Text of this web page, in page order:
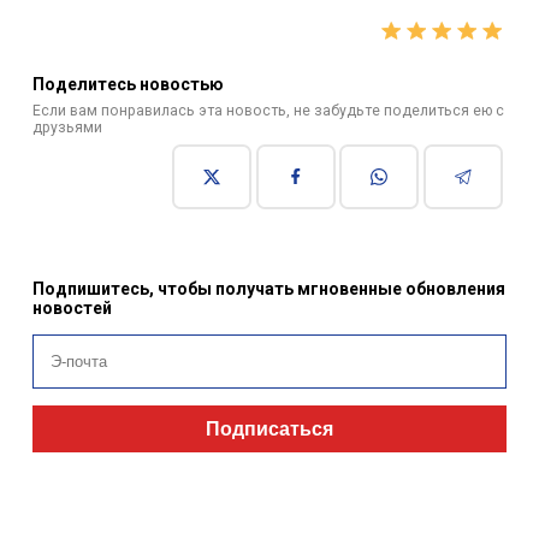
Поделитесь новостью
Если вам понравилась эта новость, не забудьте поделиться ею с
друзьями
Подпишитесь, чтобы получать мгновенные обновления
новостей
Подписаться